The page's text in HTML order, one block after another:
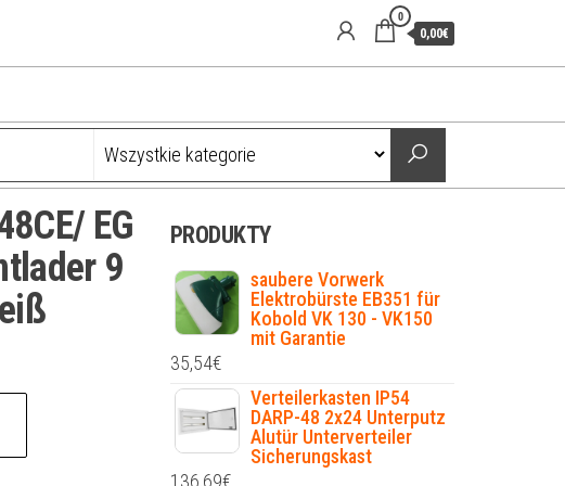
0
0,00€
EG
9
PRODUKTY
saubere Vorwerk
Elektrobürste EB351 für
Kobold VK 130 - VK150
mit Garantie
35,54€
Verteilerkasten IP54
DARP-48 2x24 Unterputz
Alutür Unterverteiler
Sicherungskast
136,69€